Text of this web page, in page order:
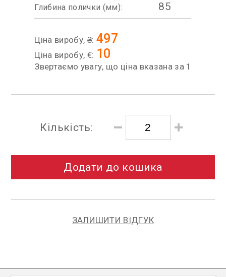
Глибина полички (мм): 85
Ціна виробу, ₴: 497
Ціна виробу, €: 10
Звертаємо увагу, що ціна вказана за 1
Кількість:
Додати до кошика
ЗАЛИШИТИ ВІДГУК